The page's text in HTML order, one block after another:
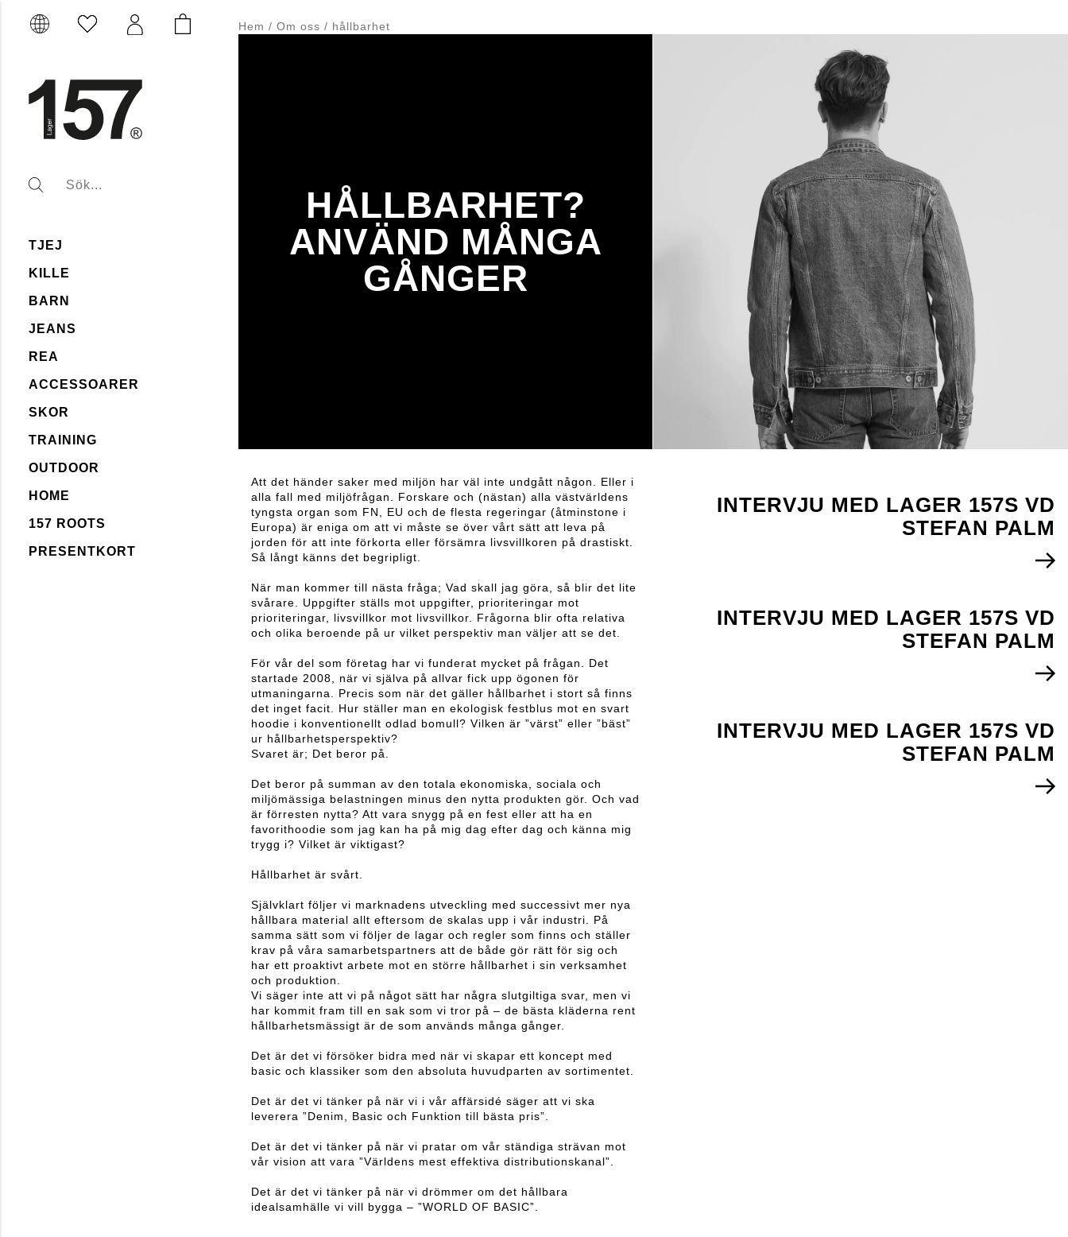
TJEJ
KILLE
BARN
JEANS
REA
ACCESSOARER
SKOR
TRAINING
OUTDOOR
HOME
157 ROOTS
PRESENTKORT
Hem / Om oss / hållbarhet
HÅLLBARHET?
ANVÄND MÅNGA
GÅNGER
Att det händer saker med miljön har väl inte undgått någon. Eller i
alla fall med miljöfrågan. Forskare och (nästan) alla västvärldens
tyngsta organ som FN, EU och de flesta regeringar (åtminstone i
Europa) är eniga om att vi måste se över vårt sätt att leva på
jorden för att inte förkorta eller försämra livsvillkoren på drastiskt.
Så långt känns det begripligt.
När man kommer till nästa fråga; Vad skall jag göra, så blir det lite
svårare. Uppgifter ställs mot uppgifter, prioriteringar mot
prioriteringar, livsvillkor mot livsvillkor. Frågorna blir ofta relativa
och olika beroende på ur vilket perspektiv man väljer att se det.
För vår del som företag har vi funderat mycket på frågan. Det
startade 2008, när vi själva på allvar fick upp ögonen för
utmaningarna. Precis som när det gäller hållbarhet i stort så finns
det inget facit. Hur ställer man en ekologisk festblus mot en svart
hoodie i konventionellt odlad bomull? Vilken är ”värst” eller ”bäst”
ur hållbarhetsperspektiv?
Svaret är; Det beror på.
Det beror på summan av den totala ekonomiska, sociala och
miljömässiga belastningen minus den nytta produkten gör. Och vad
är förresten nytta? Att vara snygg på en fest eller att ha en
favorithoodie som jag kan ha på mig dag efter dag och känna mig
trygg i? Vilket är viktigast?
Hållbarhet är svårt.
Självklart följer vi marknadens utveckling med successivt mer nya
hållbara material allt eftersom de skalas upp i vår industri. På
samma sätt som vi följer de lagar och regler som finns och ställer
krav på våra samarbetspartners att de både gör rätt för sig och
har ett proaktivt arbete mot en större hållbarhet i sin verksamhet
och produktion.
Vi säger inte att vi på något sätt har några slutgiltiga svar, men vi
har kommit fram till en sak som vi tror på – de bästa kläderna rent
hållbarhetsmässigt är de som används många gånger.
Det är det vi försöker bidra med när vi skapar ett koncept med
basic och klassiker som den absoluta huvudparten av sortimentet.
Det är det vi tänker på när vi i vår affärsidé säger att vi ska
leverera ”Denim, Basic och Funktion till bästa pris”.
Det är det vi tänker på när vi pratar om vår ständiga strävan mot
vår vision att vara ”Världens mest effektiva distributionskanal”.
Det är det vi tänker på när vi drömmer om det hållbara
idealsamhälle vi vill bygga – ”WORLD OF BASIC”.
INTERVJU MED LAGER 157S VD
STEFAN PALM
INTERVJU MED LAGER 157S VD
STEFAN PALM
INTERVJU MED LAGER 157S VD
STEFAN PALM